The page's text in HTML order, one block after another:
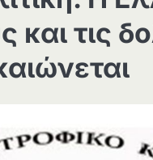
και τις